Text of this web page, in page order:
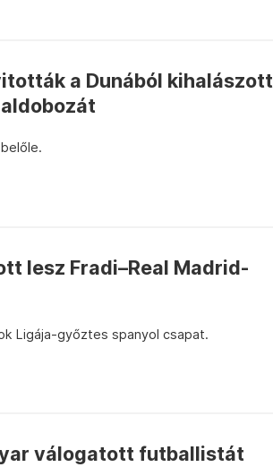
a Dunából kihalászott
lesz Fradi–Real Madrid-
Ligája-győztes spanyol csapat.
válogatott futballistát